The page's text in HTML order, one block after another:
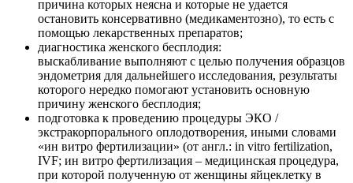
причина которых неясна и которые не удается
остановить консервативно (медикаментозно), то есть с
помощью лекарственных препаратов;
диагностика женского бесплодия:
выскабливание выполняют с целью получения образцов
эндометрия для дальнейшего исследования, результаты
которого нередко помогают установить основную
причину женского бесплодия;
подготовка к проведению процедуры ЭКО /
экстракорпорального оплодотворения, иными словами
«ин витро фертилизации» (от англ.: in vitro fertilization,
IVF; ин витро фертилизация – медицинская процедура,
при которой полученную от женщины яйцеклетку в